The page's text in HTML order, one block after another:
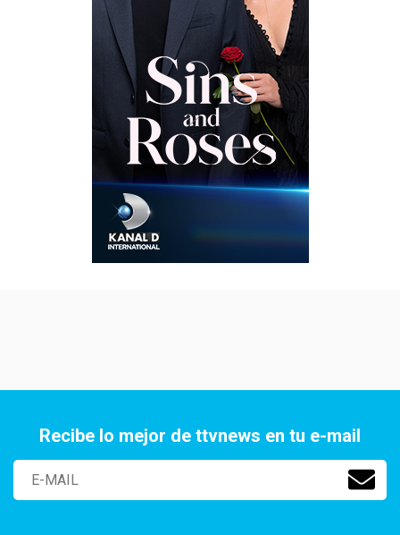
Recibe lo mejor de ttvnews en tu e-mail